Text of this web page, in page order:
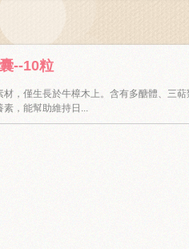
--10粒
，僅生長於牛樟木上。含有多醣體、三萜
，能幫助維持日...